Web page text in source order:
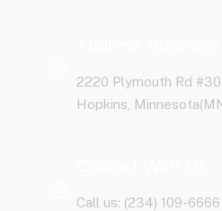
2220 Plymouth Rd
Hopkins,
Call us: (234) 109-6666